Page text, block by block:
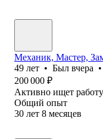
Механик, Мастер,
49 лет • Был вчера •
200 000 ₽
Активно ищет работу
Общий опыт
30 лет 8 месяцев